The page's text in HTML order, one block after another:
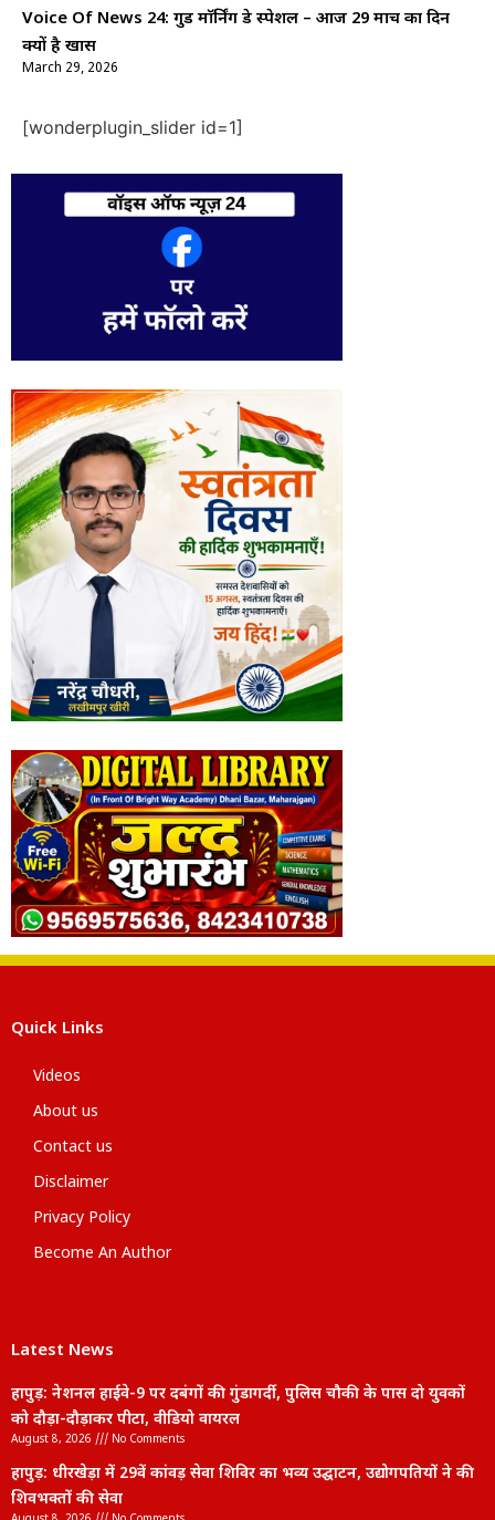
Voice Of News 24: गुड माॅर्निंग डे स्पेशल – आज 29 मार्च का दिन
क्यों है खास
March 29, 2026
[wonderplugin_slider id=1]
Quick Links
Videos
About us
Contact us
Disclaimer
Privacy Policy
Become An Author
Latest News
हापुड़: नेशनल हाईवे-9 पर दबंगों की गुंडागर्दी, पुलिस चौकी के पास दो युवकों
को दौड़ा-दौड़ाकर पीटा, वीडियो वायरल
August 8, 2026 No Comments
हापुड़: धीरखेड़ा में 29वें कांवड़ सेवा शिविर का भव्य उद्घाटन, उद्योगपतियों ने की
शिवभक्तों की सेवा